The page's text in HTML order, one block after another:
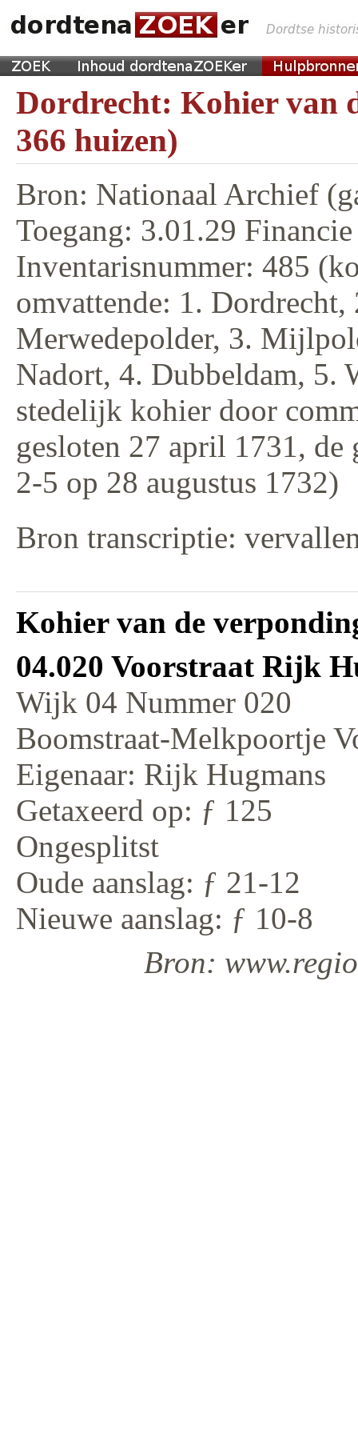
Dordrecht: Kohier van
366 huizen)
Bron: Nationaal Archief
Toegang: 3.01.29
Inventarisnummer: 485
omvattende: 1. Dordrecht,
Merwedepolder, 3.
Nadort, 4. Dubbeldam, 5.
stedelijk kohier door
gesloten 27 april 1731, de
2-5 op 28 augustus 1732)
Bron transcriptie:
Kohier van de
04.020 Voorstraat Rijk
Wijk 04 Nummer 020
Boomstraat-Melkpoortje
Eigenaar: Rijk Hugmans
Getaxeerd op: ƒ 125
Ongesplitst
Oude aanslag: ƒ 21-12
Nieuwe aanslag: ƒ 10-8
Bron: